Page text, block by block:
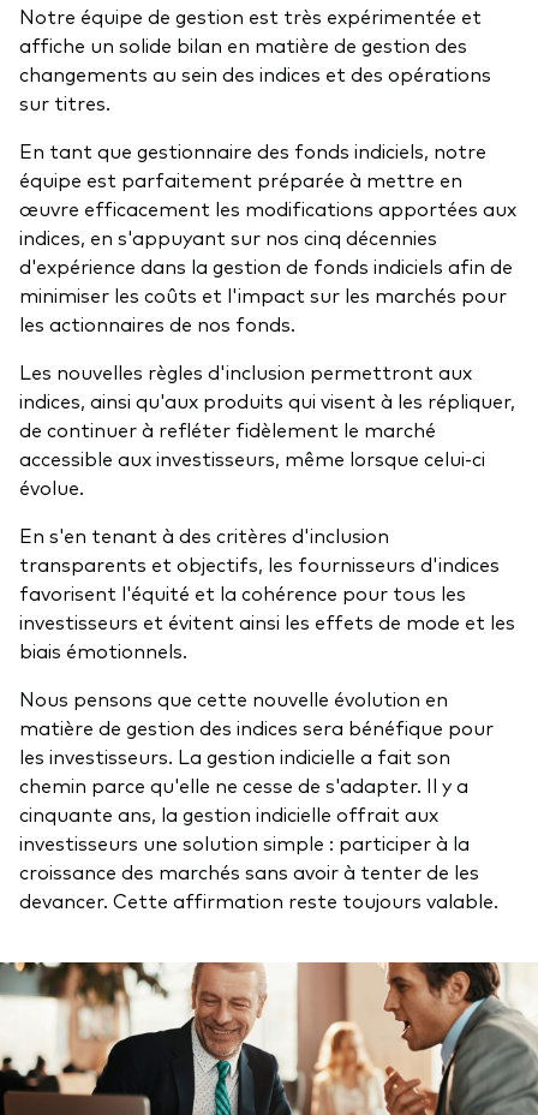
Notre équipe de gestion est très expérimentée et
affiche un solide bilan en matière de gestion des
changements au sein des indices et des opérations
sur titres.
En tant que gestionnaire des fonds indiciels, notre
équipe est parfaitement préparée à mettre en
œuvre efficacement les modifications apportées aux
indices, en s'appuyant sur nos cinq décennies
d'expérience dans la gestion de fonds indiciels afin de
minimiser les coûts et l'impact sur les marchés pour
les actionnaires de nos fonds.
Les nouvelles règles d'inclusion permettront aux
indices, ainsi qu'aux produits qui visent à les répliquer,
de continuer à refléter fidèlement le marché
accessible aux investisseurs, même lorsque celui-ci
évolue.
En s'en tenant à des critères d'inclusion
transparents et objectifs, les fournisseurs d'indices
favorisent l'équité et la cohérence pour tous les
investisseurs et évitent ainsi les effets de mode et les
biais émotionnels.
Nous pensons que cette nouvelle évolution en
matière de gestion des indices sera bénéfique pour
les investisseurs. La gestion indicielle a fait son
chemin parce qu'elle ne cesse de s'adapter. Il y a
cinquante ans, la gestion indicielle offrait aux
investisseurs une solution simple : participer à la
croissance des marchés sans avoir à tenter de les
devancer. Cette affirmation reste toujours valable.